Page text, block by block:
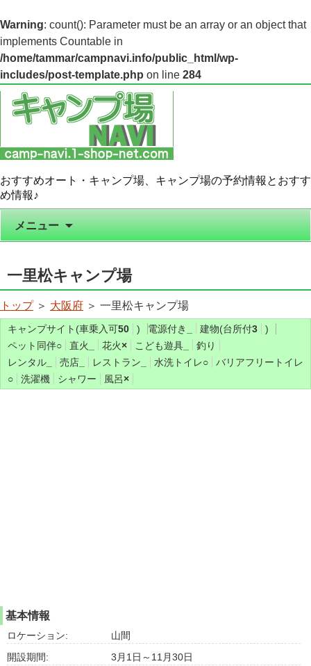
Warning: count(): Parameter must be an array or an object that
implements Countable in
/home/tammar/campnavi.info/public_html/wp-
includes/post-template.php on line 284
おすすめオート・キャンプ場、キャンプ場の予約情報とおすす
め情報♪
メニュー
一里松キャンプ場
トップ＞ 大阪府 ＞ 一里松キャンプ場
キャンプサイト(車乗入可50 ) 電源付き 建物(台所付3
)
ペット同伴○ 直火 花火× こども遊具
釣り
レンタル
売店 レストラン 水洗トイレ○
バリアフリートイレ
○
洗濯機 シャワー 風呂×
基本情報
ロケーション:
山間
開設期間:
3月1日～11月30日